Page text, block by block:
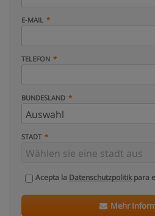
E-MAIL
TELEFON
BUNDESLAND
STADT
Acepta la Datenschutzpolitikpara
Mehr